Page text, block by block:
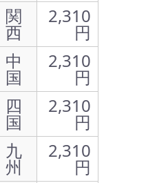
関
西
2,310
円
中
国
2,310
円
四
国
2,310
円
九
州
2,310
円